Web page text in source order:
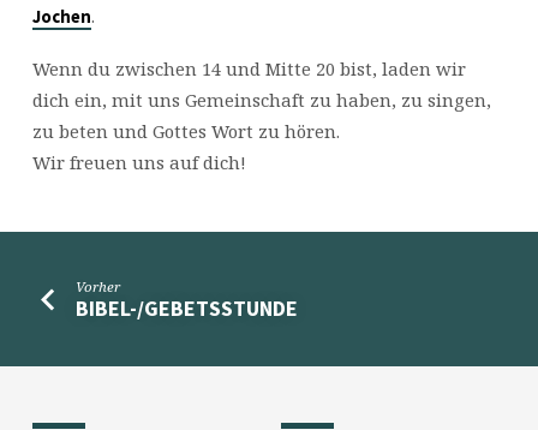
Jochen.
Wenn du zwischen 14 und Mitte 20 bist, laden wir
dich ein, mit uns Gemeinschaft zu haben, zu singen,
zu beten und Gottes Wort zu hören.
Wir freuen uns auf dich!
Vorher
BIBEL-/GEBETSSTUNDE